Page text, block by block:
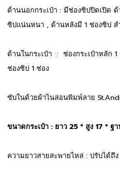
ด้านนอกกระเป๋า : มีช่องซิปปิดเปิด
ซิปแน่นหนา , ด้านหลังมี 1 ช่องซิป ส
ด้านในกระเป๋า  :  ช่องกระเป๋าหลัก
ช่องซิป 1 ช่อง
ซับในด้วยผ้าไนล่อนพิมพ์ลาย
ขนาดกระเป๋า : ยาว 25 * สูง 17 * ฐ
ความยาวสายสะพายไหล่ : ปรับได้ถึ